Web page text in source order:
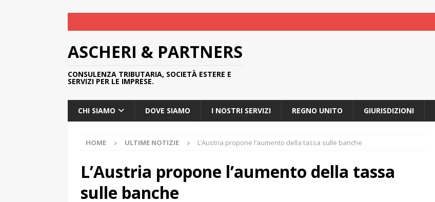
ASCHERI & PARTNERS
CONSULENZA TRIBUTARIA, SOCIETÀ ESTERE E
SERVIZI PER LE IMPRESE.
CHI SIAMO DOVE SIAMO I NOSTRI SERVIZI REGNO UNITO GIURISDIZIONI
HOME ULTIME NOTIZIE L’Austria propone l’aumento della tassa sulle banche
L’Austria propone l’aumento della tassa
sulle banche